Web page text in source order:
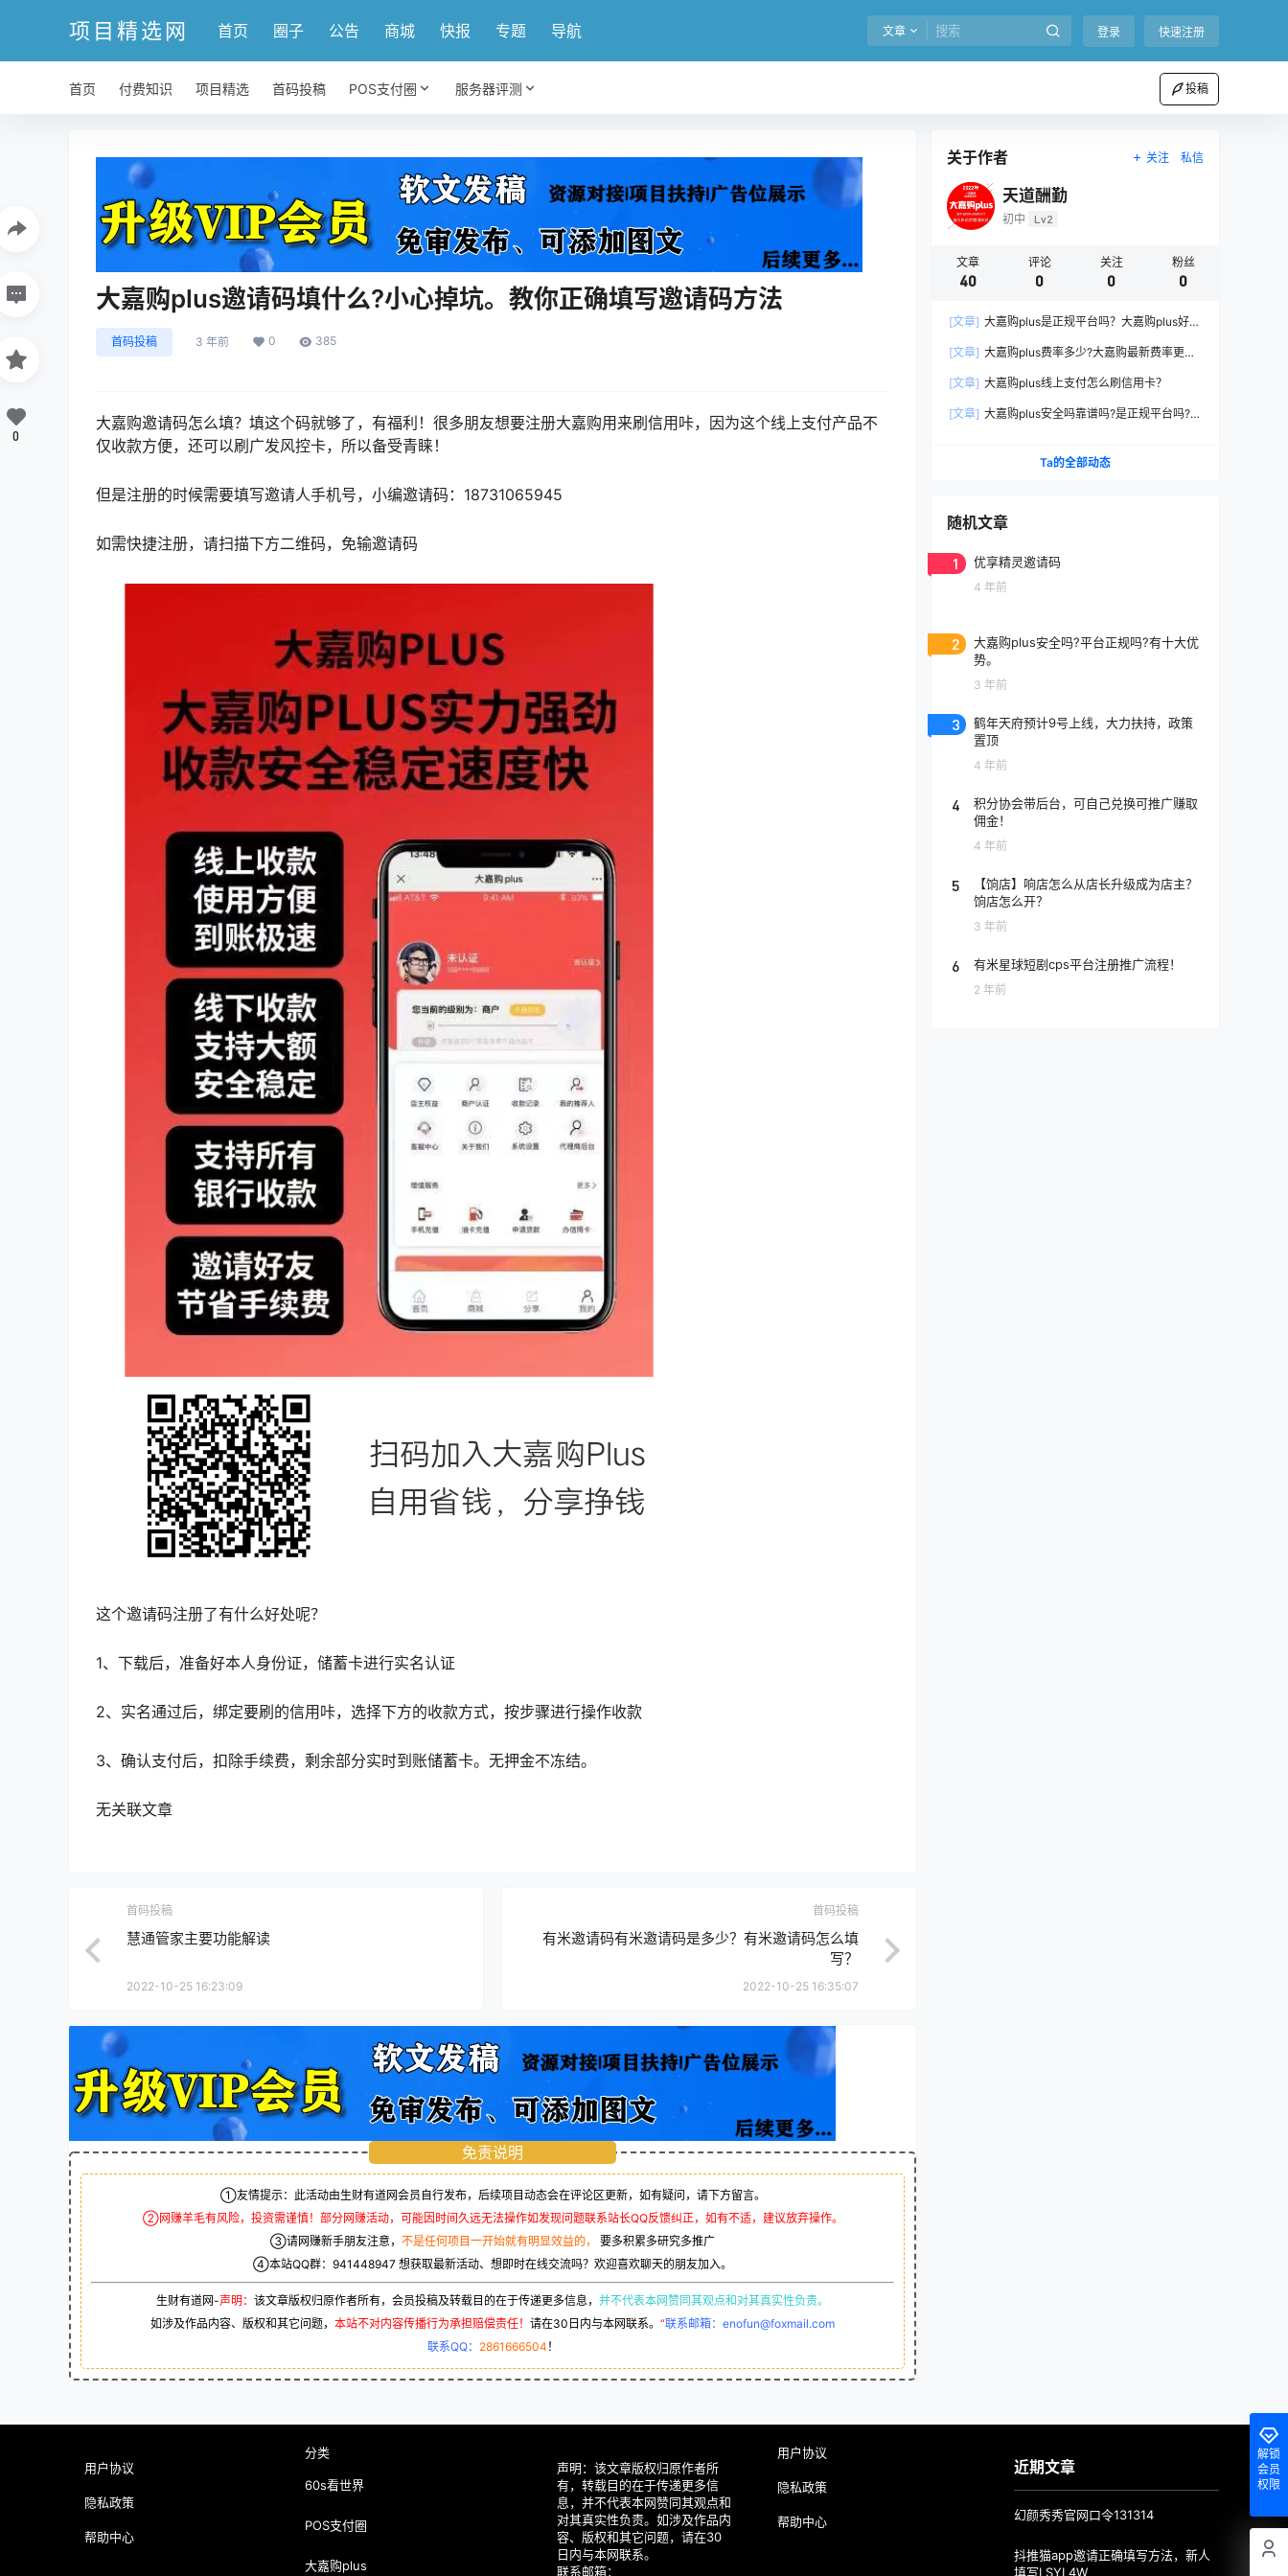
项目精选网 首页 圈子 公告 商城 快报 专题 导航 文章 登录 快速注册
首页 付费知识 项目精选 首码投稿 POS支付圈 服务器评测 投稿
大嘉购plus邀请码填什么?小心掉坑。教你正确填写邀请码方法
首码投稿 3 年前 0 385
大嘉购邀请码怎么填？填这个码就够了，有福利！很多朋友想要注册大嘉购用来刷信用咔，因为这个线上支付产品不
仅收款方便，还可以刷广发风控卡，所以备受青睐！
但是注册的时候需要填写邀请人手机号，小编邀请码：18731065945
如需快捷注册，请扫描下方二维码，免输邀请码
这个邀请码注册了有什么好处呢？
1、下载后，准备好本人身份证，储蓄卡进行实名认证
2、实名通过后，绑定要刷的信用咔，选择下方的收款方式，按步骤进行操作收款
3、确认支付后，扣除手续费，剩余部分实时到账储蓄卡。无押金不冻结。
无关联文章
0
首码投稿
慧通管家主要功能解读
2022-10-25 16:23:09
首码投稿
有米邀请码有米邀请码是多少？有米邀请码怎么填
写？
2022-10-25 16:35:07
免责说明
①友情提示：此活动由生财有道网会员自行发布，后续项目动态会在评论区更新，如有疑问，请下方留言。
②网赚羊毛有风险，投资需谨慎！部分网赚活动，可能因时间久远无法操作如发现问题联系站长QQ反馈纠正，如有不适，建议放弃操作。
③请网赚新手朋友注意， 不是任何项目一开始就有明显效益的，
要多积累多研究多推广
④本站QQ群： 941448947 想获取最新活动、想即时在线交流吗？欢迎喜欢聊天的朋友加入。
生财有道网-声明： 该文章版权归原作者所有，会员投稿及转载目的在于传递更多信息， 并不代表本网赞同其观点和对其真实性负责。
如涉及作品内容、版权和其它问题， 本站不对内容传播行为承担赔偿责任！ 请在30日内与本网联系。 “联系邮箱：enofun@foxmail.com
联系QQ： 2861666504 ！
关于作者 关注 私信
天道酬勤
初中 Lv2
文章
40
评论
0
关注
0
粉丝
0
[文章] 大嘉购plus是正规平台吗？大嘉购plus好不
[文章] 大嘉购plus费率多少?大嘉购最新费率更新
[文章] 大嘉购plus线上支付怎么刷信用卡？
[文章] 大嘉购plus安全吗靠谱吗?是正规平台吗?刷
Ta的全部动态
随机文章
1 优享精灵邀请码
4 年前
2
大嘉购plus安全吗?平台正规吗?有十大优
势。
3 年前
3
鹤年天府预计9号上线，大力扶持，政策
置顶
4 年前
4
积分协会带后台，可自己兑换可推广赚取
佣金！
4 年前
5
【饷店】响店怎么从店长升级成为店主？
饷店怎么开？
3 年前
6 有米星球短剧cps平台注册推广流程！
2 年前
解锁
会员
权限
用户协议
隐私政策
帮助中心
分类
60s看世界
POS支付圈
大嘉购plus
声明：该文章版权归原作者所
有，转载目的在于传递更多信
息，并不代表本网赞同其观点和
对其真实性负责。如涉及作品内
容、版权和其它问题，请在30
日内与本网联系。
联系邮箱：
用户协议
隐私政策
帮助中心
近期文章
幻颜秀秀官网口令131314
抖推猫app邀请正确填写方法，新人
填写LSYL4W